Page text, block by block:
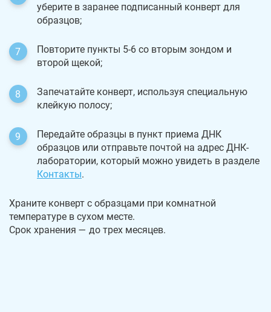
уберите в заранее подписанный конверт для
образцов;
Повторите пункты 5-6 со вторым зондом и
второй щекой;
Запечатайте конверт, используя специальную
клейкую полосу;
Передайте образцы в пункт приема ДНК
образцов или отправьте почтой на адрес ДНК-
лаборатории, который можно увидеть в разделе
Контакты.
Храните конверт с образцами при комнатной
температуре в сухом месте.
Срок хранения — до трех месяцев.